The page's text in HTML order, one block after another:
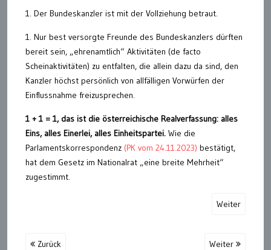
1. Der Bundeskanzler ist mit der Vollziehung betraut.
1. Nur best versorgte Freunde des Bundeskanzlers dürften
bereit sein, „ehrenamtlich“ Aktivitäten (de facto
Scheinaktivitäten) zu entfalten, die allein dazu da sind, den
Kanzler höchst persönlich von allfälligen Vorwürfen der
Einflussnahme freizusprechen.
1 + 1 = 1, das ist die österreichische Realverfassung: alles
Eins, alles Einerlei, alles Einheitspartei. Wie die
Parlamentskorrespondenz (PK vom 24.11.2023) bestätigt,
hat dem Gesetz im Nationalrat „eine breite Mehrheit“
zugestimmt.
Weiter
Zurück Weiter